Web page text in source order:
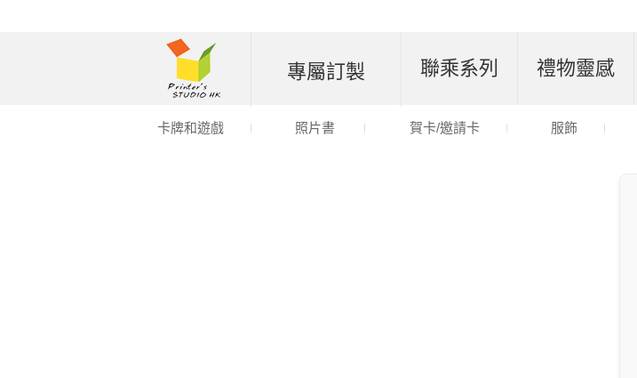
專屬訂製 聯乘系列 禮物靈感
卡牌和遊戲 照片書 賀卡/邀請卡 服飾